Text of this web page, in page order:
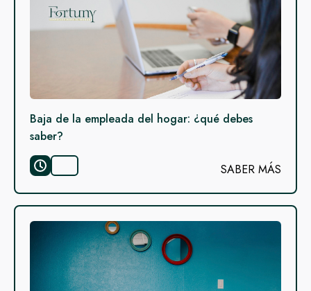
Baja de la empleada del hogar: ¿qué debes
saber?
SABER MÁS